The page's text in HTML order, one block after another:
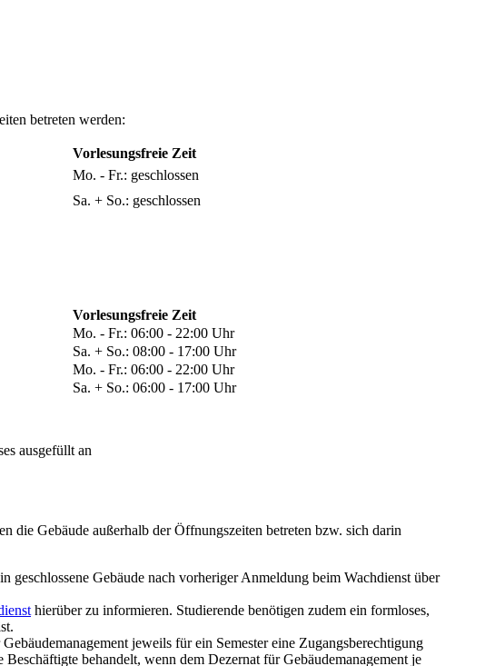
betreten werden:
​Vorlesungsfreie Zeit
​Mo. - Fr.: geschlossen
​Sa. + So.: geschlossen
Vorlesungsfreie Zeit
​Mo. - Fr.: 06:00 - 22:00 Uhr
​Sa. + So.: 08:00 - 17:00 Uhr
​Mo. - Fr.: 06:00 - 22:00 Uhr
​Sa. + So.: 06:00 - 17:00 Uhr​
ausgefüllt an
die Gebäude außerhalb der Öffnungszeiten betreten bzw. sich darin
Gebäude nach vorheriger Anmeldung beim Wachdienst über
hierüber zu informieren. Studierende benötigen zudem ein formloses,
jeweils für ein Semester eine Zugangsberechtigung
behandelt, wenn dem Dezernat für Gebäudemanagement je